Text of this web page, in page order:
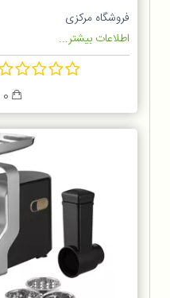
فروشگاه مرکزی
اطلاعات بیشتر...